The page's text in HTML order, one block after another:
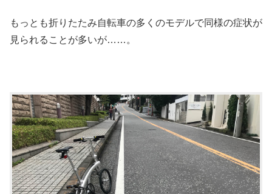
もっとも折りたたみ自転車の多くのモデルで同様の症状が
見られることが多いが……。